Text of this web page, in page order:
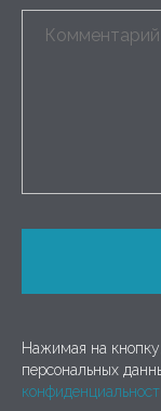
Нажимая на
персональных